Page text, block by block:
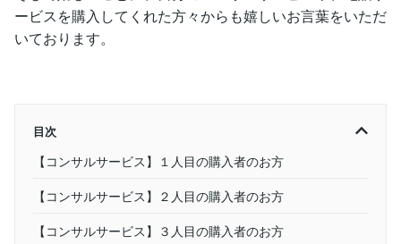
ービスを購入してくれた方々からも嬉しいお言葉をいただ
いております。
目次
【コンサルサービス】１人目の購入者のお方
【コンサルサービス】２人目の購入者のお方
【コンサルサービス】３人目の購入者のお方